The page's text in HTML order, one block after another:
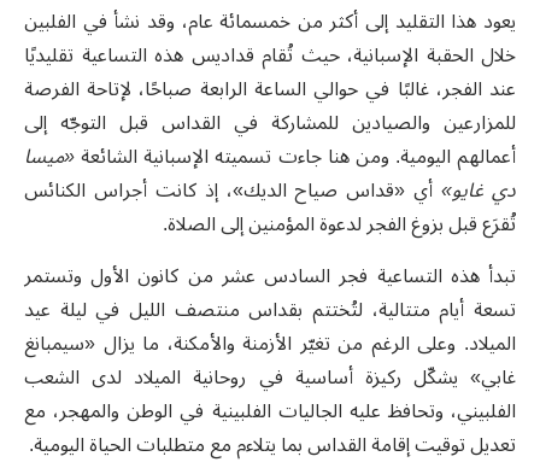
يعود هذا التقليد إلى أكثر من خمسمائة عام، وقد نشأ في الفلبين
خلال الحقبة الإسبانية، حيث تُقام قداديس هذه التساعية تقليديًا
عند الفجر، غالبًا في حوالي الساعة الرابعة صباحًا، لإتاحة الفرصة
للمزارعين والصيادين للمشاركة في القداس قبل التوجّه إلى
أعمالهم اليومية. ومن هنا جاءت تسميته الإسبانية الشائعة«ميسا
دي غايو»أي «قداس صياح الديك»، إذ كانت أجراس الكنائس
تُقرَع قبل بزوغ الفجر لدعوة المؤمنين إلى الصلاة.
تبدأ هذه التساعية فجر السادس عشر من كانون الأول وتستمر
تسعة أيام متتالية، لتُختتم بقداس منتصف الليل في ليلة عيد
الميلاد. وعلى الرغم من تغيّر الأزمنة والأمكنة، ما يزال «سيمبانغ
غابي» يشكّل ركيزة أساسية في روحانية الميلاد لدى الشعب
الفلبيني، وتحافظ عليه الجاليات الفلبينية في الوطن والمهجر، مع
تعديل توقيت إقامة القداس بما يتلاءم مع متطلبات الحياة اليومية.